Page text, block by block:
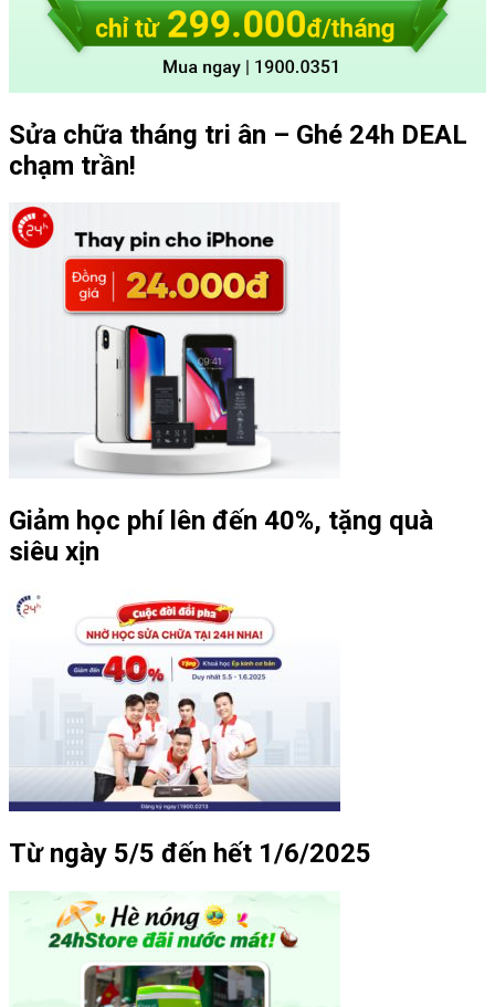
Sửa chữa tháng tri ân – Ghé 24h DEAL
chạm trần!
Giảm học phí lên đến 40%, tặng quà
siêu xịn
Từ ngày 5/5 đến hết 1/6/2025